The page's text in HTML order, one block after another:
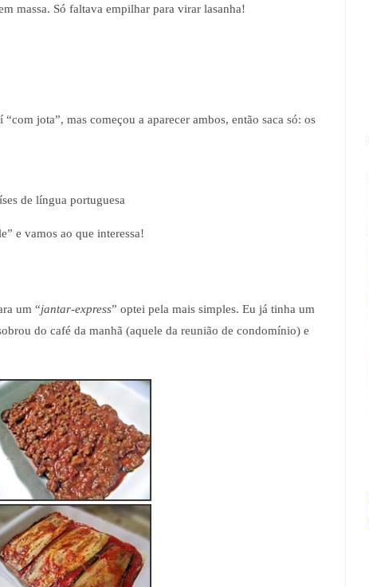
massa. Só faltava empilhar para virar lasanha!
jota”, mas começou a aparecer ambos, então saca só: os
de língua portuguesa
e vamos ao que interessa!
um “jantar-express” optei pela mais simples. Eu já tinha um
do café da manhã (aquele da reunião de condomínio) e